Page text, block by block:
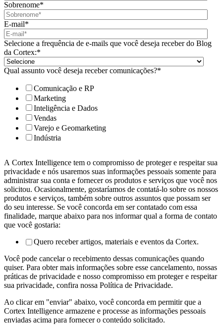
Sobrenome*
E-mail*
Selecione a frequência de e-mails que você deseja receber do Blog
da Cortex:*
Qual assunto você deseja receber comunicações?*
Comunicação e RP
Marketing
Inteligência e Dados
Vendas
Varejo e Geomarketing
Indústria
A Cortex Intelligence tem o compromisso de proteger e respeitar sua
privacidade e nós usaremos suas informações pessoais somente para
administrar sua conta e fornecer os produtos e serviços que você nos
solicitou. Ocasionalmente, gostaríamos de contatá-lo sobre os nossos
produtos e serviços, também sobre outros assuntos que possam ser
do seu interesse. Se você concorda em ser contatado com essa
finalidade, marque abaixo para nos informar qual a forma de contato
que você gostaria:
Quero receber artigos, materiais e eventos da Cortex.
Você pode cancelar o recebimento dessas comunicações quando
quiser. Para obter mais informações sobre esse cancelamento, nossas
práticas de privacidade e nosso compromisso em proteger e respeitar
sua privacidade, confira nossa Política de Privacidade.
Ao clicar em "enviar" abaixo, você concorda em permitir que a
Cortex Intelligence armazene e processe as informações pessoais
enviadas acima para fornecer o conteúdo solicitado.